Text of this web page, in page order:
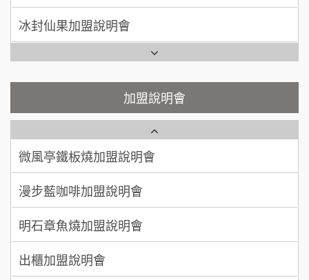
呂 先生/小姐
加盟預算 200萬~400萬
顏 先生/小姐 台北市
廖 先生/小姐 高雄市
加盟預算
Ramble Café 漫步藍咖啡加盟說明會
微風亭鐵板燒加盟說明會
【曉妍美妝】誠徵行政櫃檯
自助洗衣店誠徵代洗收送人員(台中市)
MUSHEN徵SPA美容芳療師
日十。早午食加盟說明會
拾鑶火鍋加盟說明會
加盟說明會
潮味決-湯滷專門店加盟說明會
鮮茶道加盟說明會
微風亭鐵板燒加盟說明會
漫步藍咖啡加盟說明會
明石章魚燒加盟說明會
出櫃加盟說明會
千香漢堡加盟說明會